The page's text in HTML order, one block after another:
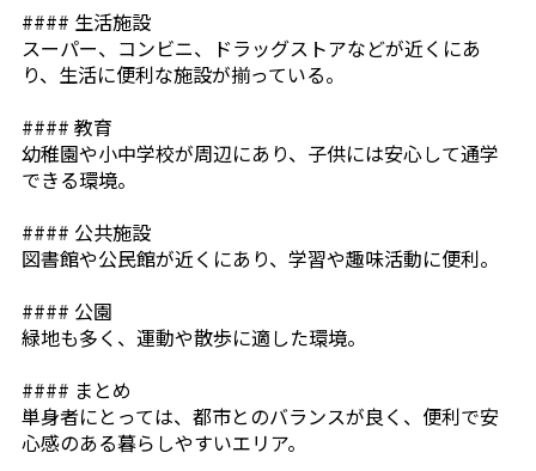
#### 生活施設
スーパー、コンビニ、ドラッグストアなどが近くにあ
り、生活に便利な施設が揃っている。
#### 教育
幼稚園や小中学校が周辺にあり、子供には安心して通学
できる環境。
#### 公共施設
図書館や公民館が近くにあり、学習や趣味活動に便利。
#### 公園
緑地も多く、運動や散歩に適した環境。
#### まとめ
単身者にとっては、都市とのバランスが良く、便利で安
心感のある暮らしやすいエリア。